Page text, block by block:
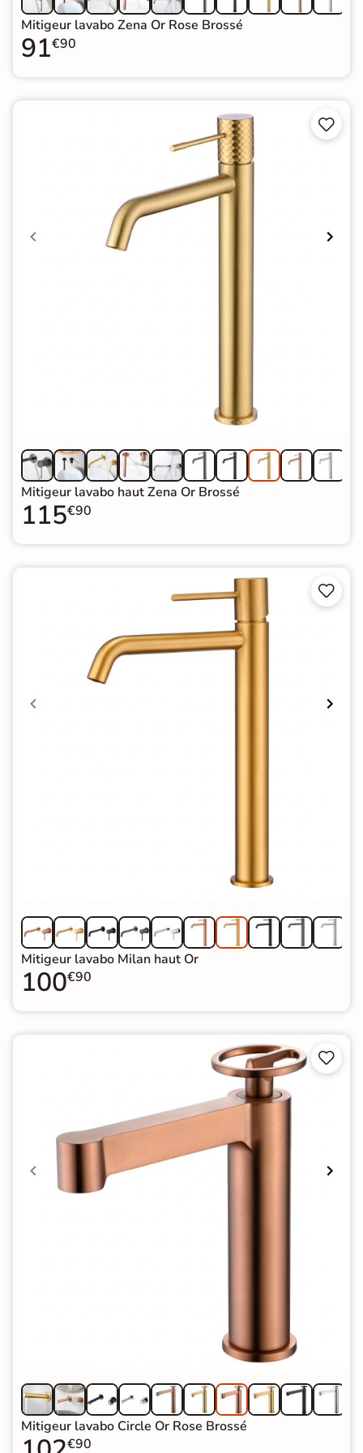
Mitigeur lavabo Zena Or Rose Brossé
91€90


Mitigeur lavabo haut Zena Or Brossé
115€90


Mitigeur lavabo Milan haut Or
100€90


Mitigeur lavabo Circle Or Rose Brossé
€90